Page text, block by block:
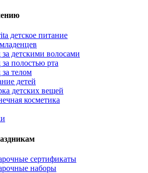
детское питание
за детскими волосами
за полостью рта
за телом
детей
детских вещей
косметика
сертификаты
наборы